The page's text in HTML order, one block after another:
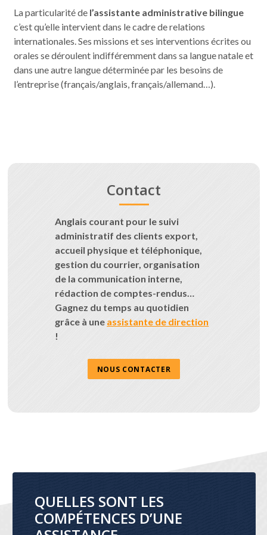
La particularité de l’assistante administrative bilingue
c’est qu’elle intervient dans le cadre de relations
internationales. Ses missions et ses interventions écrites ou
orales se déroulent indifféremment dans sa langue natale et
dans une autre langue déterminée par les besoins de
l’entreprise (français/anglais, français/allemand…).
Contact
Anglais courant pour le suivi
administratif des clients export,
accueil physique et téléphonique,
gestion du courrier, organisation
de la communication interne,
rédaction de comptes-rendus…
Gagnez du temps au quotidien
grâce à une assistante de direction
!
NOUS CONTACTER
QUELLES SONT LES
COMPÉTENCES D’UNE